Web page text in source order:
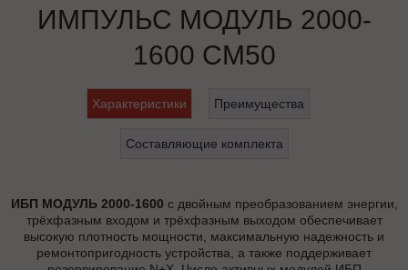
ИМПУЛЬС МОДУЛЬ 2000-
1600 СМ50
Характеристики Преимущества
Составляющие комплекта
ИБП МОДУЛЬ 2000-1600 с двойным преобразованием энергии,
трёхфазным входом и трёхфазным выходом обеспечивает
высокую плотность мощности, максимальную надежность и
ремонтопригодность устройства, а также поддерживает